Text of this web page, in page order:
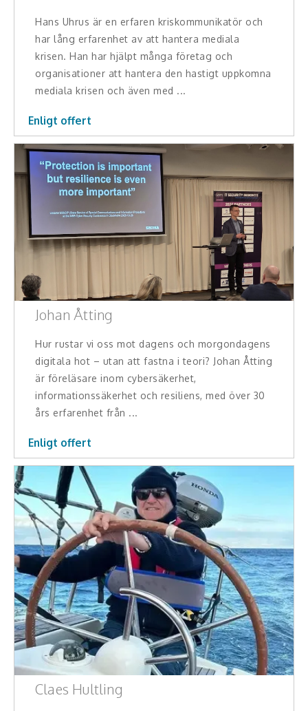
Hans Uhrus är en erfaren kriskommunikatör och
har lång erfarenhet av att hantera mediala
krisen. Han har hjälpt många företag och
organisationer att hantera den hastigt uppkomna
mediala krisen och även med ...
Enligt offert
Johan Åtting
Hur rustar vi oss mot dagens och morgondagens
digitala hot – utan att fastna i teori? Johan Åtting
är föreläsare inom cybersäkerhet,
informationssäkerhet och resiliens, med över 30
års erfarenhet från ...
Enligt offert
Claes Hultling